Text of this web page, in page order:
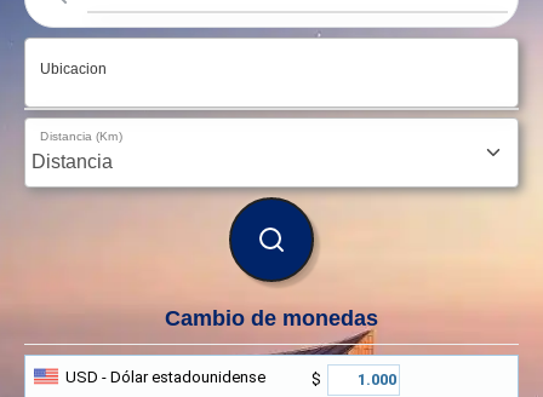
Ubicacion
Distancia (Km)
BUSCAR
Cambio de monedas
USD - Dólar estadounidense
$